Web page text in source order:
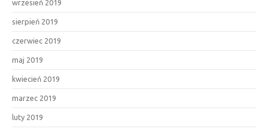
wrzesień 2019
sierpień 2019
czerwiec 2019
maj 2019
kwiecień 2019
marzec 2019
luty 2019